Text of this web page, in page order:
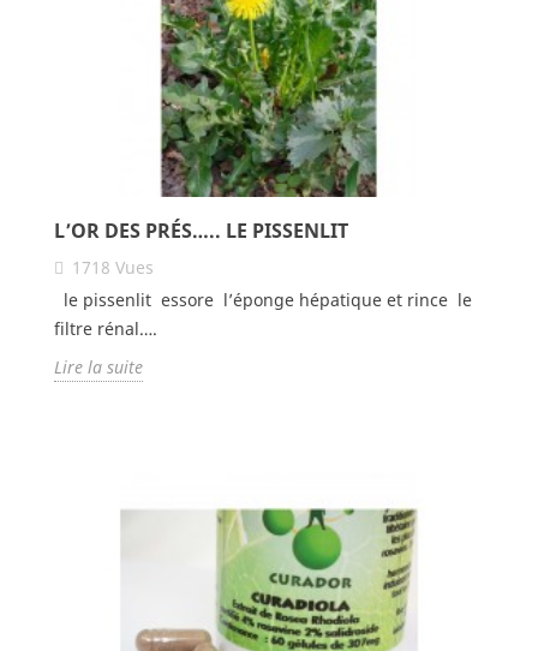
L’OR DES PRÉS….. LE PISSENLIT
1718 Vues
le pissenlit essore l’éponge hépatique et rince le
filtre rénal….
Lire la suite